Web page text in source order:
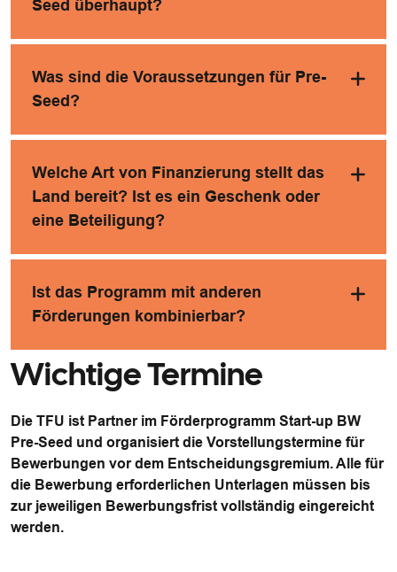
Seed überhaupt?
Was sind die Voraussetzungen für Pre-
Seed?
Welche Art von Finanzierung stellt das
Land bereit? Ist es ein Geschenk oder
eine Beteiligung?
Ist das Programm mit anderen
Förderungen kombinierbar?
Wichtige Termine
Die TFU ist Partner im Förderprogramm Start-up BW
Pre-Seed und organisiert die Vorstellungstermine für
Bewerbungen vor dem Entscheidungsgremium. Alle für
die Bewerbung erforderlichen Unterlagen müssen bis
zur jeweiligen Bewerbungsfrist vollständig eingereicht
werden.